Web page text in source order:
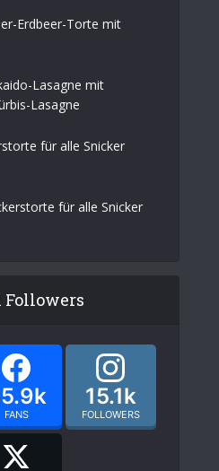
Erdbeer-Torte mit
Lasagne mit
Lasagne
für alle Snicker
für alle Snicker
Followers
FANS
15.1k
FOLLOWERS